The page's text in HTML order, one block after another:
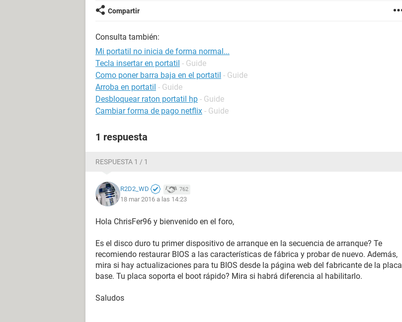
Compartir
Consulta también:
Mi portatil no inicia de forma normal...
Tecla insertar en portatil - Guide
Como poner barra baja en el portatil - Guide
Arroba en portatil - Guide
Desbloquear raton portatil hp - Guide
Cambiar forma de pago netflix - Guide
1 respuesta
RESPUESTA 1 / 1
R2D2_WD 762
18 mar 2016 a las 14:23
Hola ChrisFer96 y bienvenido en el foro,
Es el disco duro tu primer dispositivo de arranque en la secuencia de arranque? Te
recomiendo restaurar BIOS a las características de fábrica y probar de nuevo. Además,
mira si hay actualizaciones para tu BIOS desde la página web del fabricante de la placa
base. Tu placa soporta el boot rápido? Mira si habrá diferencia al habilitarlo.
Saludos